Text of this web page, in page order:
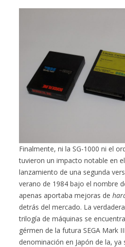
Finalmente, ni la SG-1000 ni el
tuvieron un impacto notable en
lanzamiento de una segunda
verano de 1984 bajo el nombre
apenas aportaba mejoras de
detrás del mercado. La
trilogía de máquinas se
gérmen de la futura SEGA Mark
denominación en Japón de la, ya